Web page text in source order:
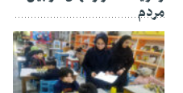
مردم